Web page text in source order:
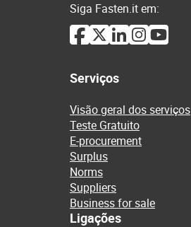
Siga Fasten.it em:
Serviços
Visão geral dos serviços
Teste Gratuito
E-procurement
Surplus
Norms
Suppliers
Business for sale
Ligações